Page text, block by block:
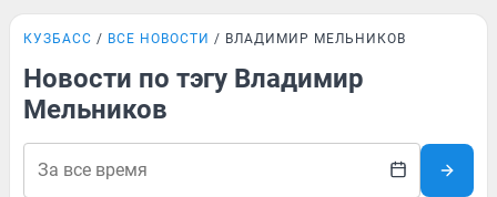
КУЗБАСС ВСЕ НОВОСТИ ВЛАДИМИР МЕЛЬНИКОВ
Новости по тэгу Владимир
Мельников